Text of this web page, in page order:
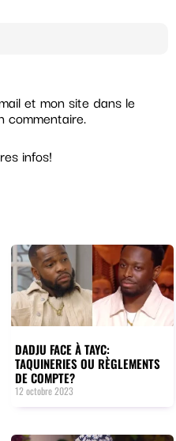
et mon site dans le
commentaire.
infos!
DADJU FACE À TAYC:
TAQUINERIES OU RÈGLEMENTS
DE COMPTE?
12 octobre 2023